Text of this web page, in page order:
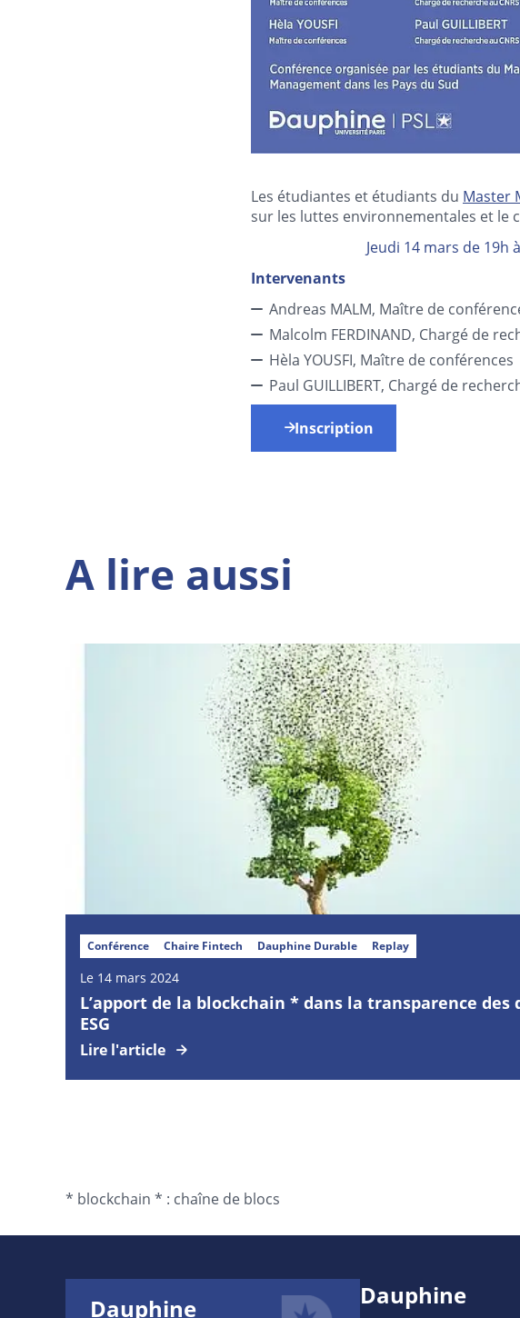
Les étudiantes et étudiants du Master
sur les luttes environnementales et le
Jeudi 14 mars de 19h
Intervenants
Andreas MALM, Maître de
Malcolm FERDINAND, Chargé de
Hèla YOUSFI, Maître de conférences
Paul GUILLIBERT, Chargé de
Inscription
A lire aussi
Conférence Chaire Fintech Dauphine Durable Replay
Le 14 mars 2024
L’apport de la blockchain * dans la transparence des
ESG
Lire l'article
* blockchain * : chaîne de blocs
Dauphine
Dauphine